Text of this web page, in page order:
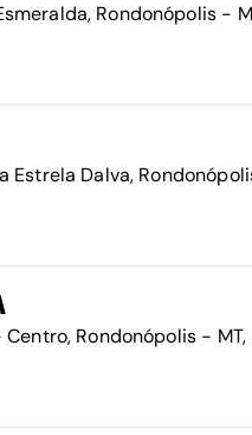
Rondonópolis -
Estrela Dalva,
Rondonópolis - MT,